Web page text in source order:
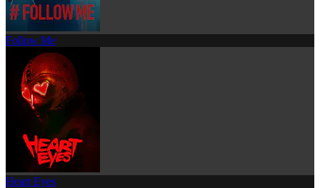
Follow Me
Heart Eyes